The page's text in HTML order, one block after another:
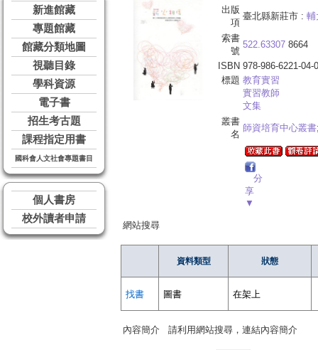
新進館藏
專題館藏
館藏分類地圖
視聽目錄
學科資源
電子書
招生考古題
課程指定用書
國科會人文社會專題書目
個人書房
校外讀者申請
出版
項
臺北縣新莊市 : 輔
索書
號
522.63307 8664
ISBN 978-986-6221-04-0
標題 教育實習
實習教師
文集
叢書
名
師資培育中心叢書
分
享
▼
網站搜尋
資料類型 狀態
找書 圖書 在架上
內容簡介 請利用網站搜尋，連結內容簡介